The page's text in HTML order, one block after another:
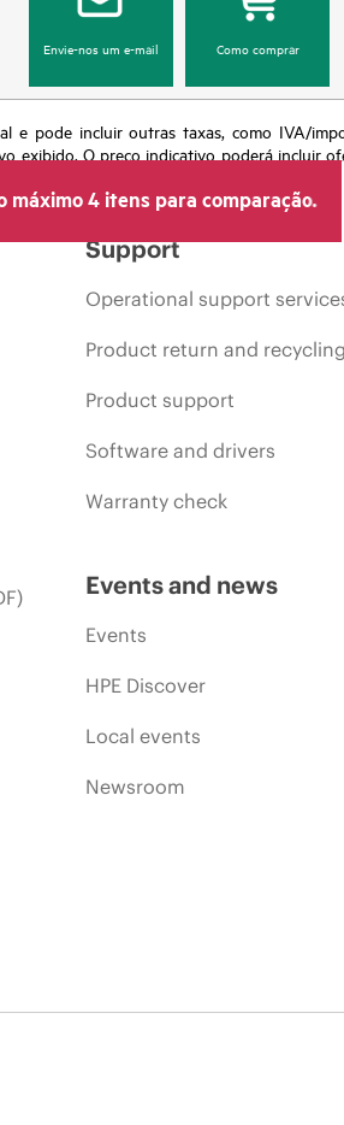
Envie-nos um e-mail Como comprar
pode incluir outras taxas, como IVA/
exibido. O preço indicativo poderá incluir
máximo 4 itens para comparação.
Support
Operational support
Product return and recycling
Product support
Software and drivers
Warranty check
Events and news
Events
HPE Discover
Local events
Newsroom